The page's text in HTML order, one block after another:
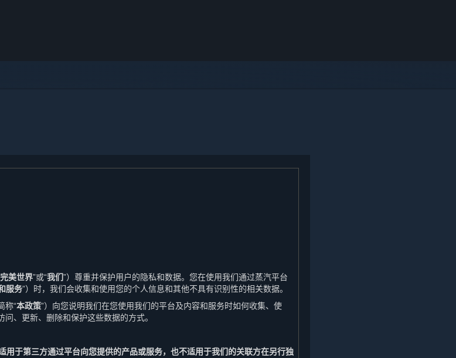
完美世界”或“我们”）尊重并保护用户的隐私和数据。您在使用我们通过蒸汽平台
服务”）时，我们会收集和使用您的个人信息和其他不具有识别性的相关数据。
称“本政策”）向您说明我们在您使用我们的平台及内容和服务时如何收集、使
、更新、删除和保护这些数据的方式。
用于第三方通过平台向您提供的产品或服务，也不适用于我们的关联方在另行独